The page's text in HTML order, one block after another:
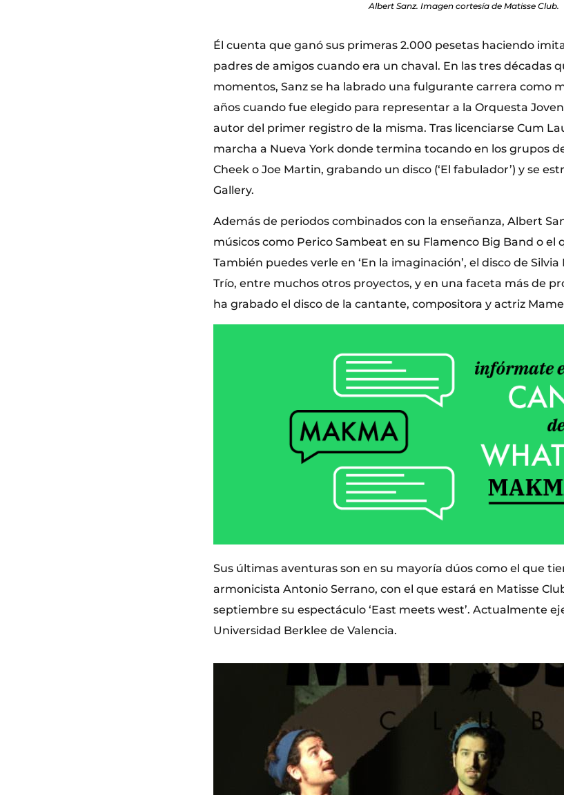
Albert Sanz. Imagen cortesía de Matisse Club.
Él cuenta que ganó sus primeras 2.000 pesetas haciendo
padres de amigos cuando era un chaval. En las tres décadas
momentos, Sanz se ha labrado una fulgurante carrera como
años cuando fue elegido para representar a la Orquesta
autor del primer registro de la misma. Tras licenciarse Cum
marcha a Nueva York donde termina tocando en los grupos
Cheek o Joe Martin, grabando un disco (‘El fabulador’) y se
Gallery.
Además de periodos combinados con la enseñanza, Albert
músicos como Perico Sambeat en su Flamenco Big Band o el
También puedes verle en ‘En la imaginación’, el disco de Silvia
Trío, entre muchos otros proyectos, y en una faceta más de
ha grabado el disco de la cantante, compositora y actriz
Sus últimas aventuras son en su mayoría dúos como el que
armonicista Antonio Serrano, con el que estará en Matisse
septiembre su espectáculo ‘East meets west’. Actualmente
Universidad Berklee de Valencia.